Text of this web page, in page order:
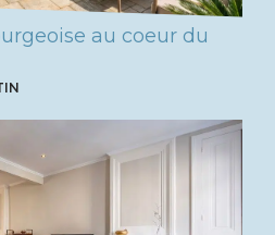
au coeur du